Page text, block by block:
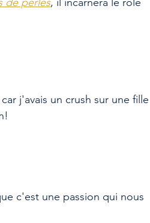
j'avais un crush sur une fille
c'est une passion qui nous